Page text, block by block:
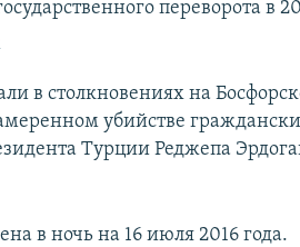
переворота в
в столкновениях на
убийстве
Турции Реджепа
в ночь на 16 июля 2016 года.